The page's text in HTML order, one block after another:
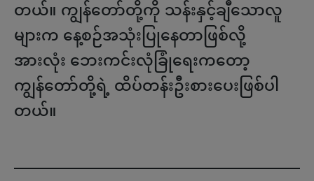
တယ်။ ကျွန်တော်တို့ကို သန်းနှင့်ချီသောလူ
များက နေ့စဉ်အသုံးပြုနေတာဖြစ်လို့
အားလုံး ဘေးကင်းလုံခြုံရေးကတော့
ကျွန်တော်တို့ရဲ့ ထိပ်တန်းဦးစားပေးဖြစ်ပါ
တယ်။